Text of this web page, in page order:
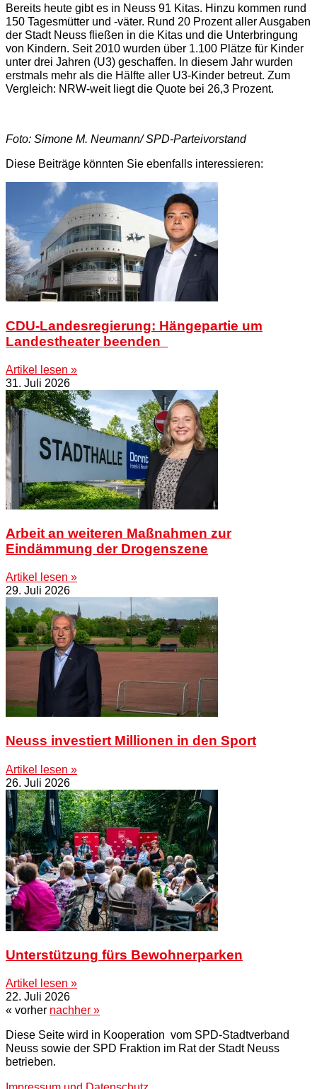
Bereits heute gibt es in Neuss 91 Kitas. Hinzu kommen rund
150 Tagesmütter und -väter. Rund 20 Prozent aller Ausgaben
der Stadt Neuss fließen in die Kitas und die Unterbringung
von Kindern. Seit 2010 wurden über 1.100 Plätze für Kinder
unter drei Jahren (U3) geschaffen. In diesem Jahr wurden
erstmals mehr als die Hälfte aller U3-Kinder betreut. Zum
Vergleich: NRW-weit liegt die Quote bei 26,3 Prozent.
Foto: Simone M. Neumann/ SPD-Parteivorstand
Diese Beiträge könnten Sie ebenfalls interessieren:
CDU-Landesregierung: Hängepartie um
Landestheater beenden
Artikel lesen »
31. Juli 2026
Arbeit an weiteren Maßnahmen zur
Eindämmung der Drogenszene
Artikel lesen »
29. Juli 2026
Neuss investiert Millionen in den Sport
Artikel lesen »
26. Juli 2026
Unterstützung fürs Bewohnerparken
Artikel lesen »
22. Juli 2026
« vorher nachher »
Diese Seite wird in Kooperation vom SPD-Stadtverband
Neuss sowie der SPD Fraktion im Rat der Stadt Neuss
betrieben.